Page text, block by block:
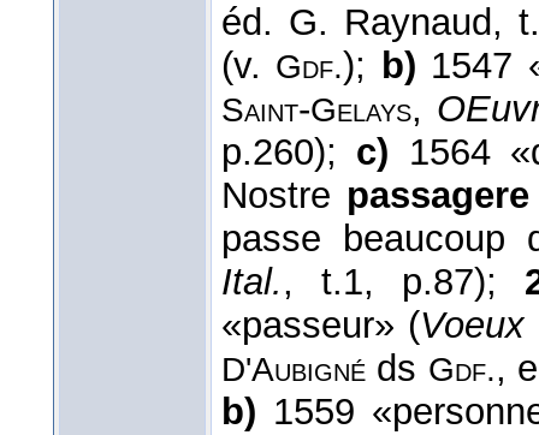
éd. G. Raynaud,
(v. Gdf.); b) 1547
Saint-Gelays,
p.260); c) 1564
Nostre passagere
passe beaucoup
Ital., t.1, p.87);
«passeur» (Voeux
D'Aubigné ds Gdf.,
b) 1559